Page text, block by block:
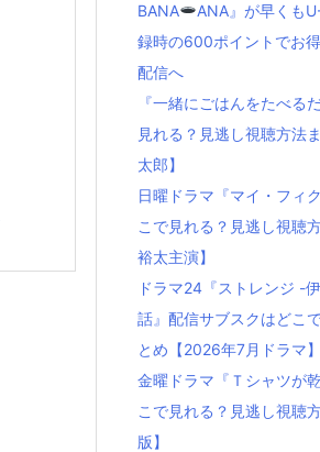
BANA
ANA』が早くも
録時の600ポイントでお
配信へ
『一緒にごはんをたべる
見れる？見逃し視聴方法
太郎】
日曜ドラマ『マイ・フィ
こで見れる？見逃し視聴
裕太主演】
ドラマ24『ストレンジ -
話』配信サブスクはどこ
とめ【2026年7月ドラマ】
金曜ドラマ『Ｔシャツが
こで見れる？見逃し視聴
版】